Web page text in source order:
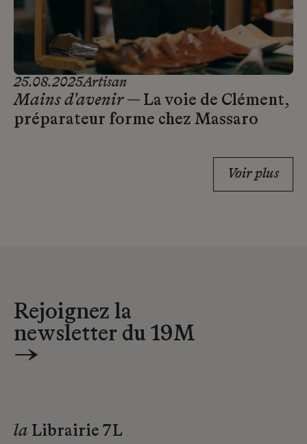
25.08.2025Artisan
Mains d'avenir — La voie de Clément,
préparateur forme chez Massaro
Voir plus
Rejoignez la
newsletter du 19M
→
la Librairie 7L